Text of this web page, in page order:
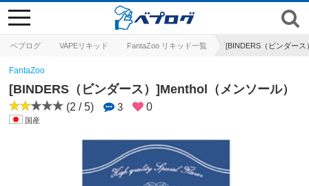
ベプログ VAPEリキッド FantaZoo リキッド一覧 [BINDERS（ビンダー
toggle
navigation
FantaZoo
[BINDERS（ビンダース）]Menthol（メンソール）
(2 / 5) 3 0
国産